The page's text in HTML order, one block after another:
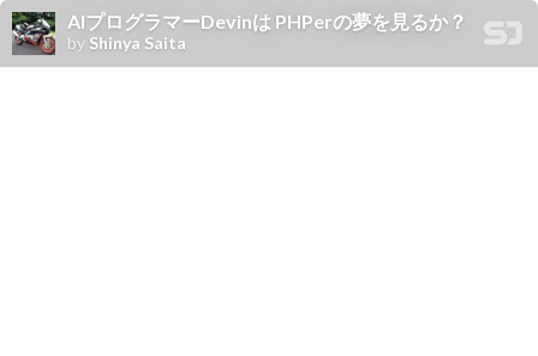
AIプログラマーDevinは PHPerの夢を見るか？
by Shinya Saita